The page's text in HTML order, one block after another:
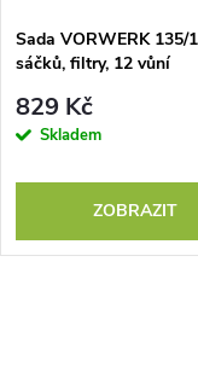
Sada VORWERK 135/
sáčků, filtry, 12 vůní
829 Kč
Skladem
ZOBRAZIT